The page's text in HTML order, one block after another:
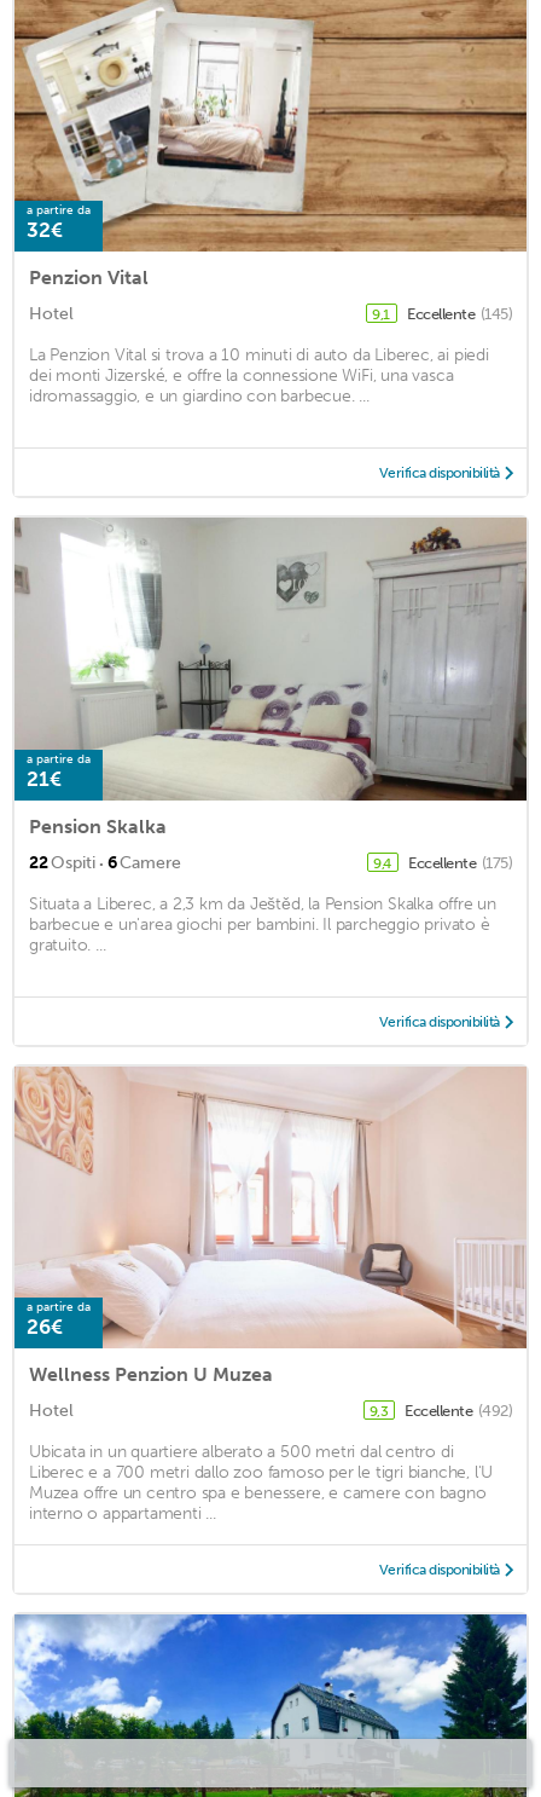
a partire da
32€
Penzion Vital
Hotel 9,1 Eccellente (145)
La Penzion Vital si trova a 10 minuti di auto da Liberec, ai piedi
dei monti Jizerské, e offre la connessione WiFi, una vasca
idromassaggio, e un giardino con barbecue. ...
Verifica disponibilità
a partire da
21€
Pension Skalka
22Ospiti · 6Camere 9,4 Eccellente (175)
Situata a Liberec, a 2,3 km da Ještěd, la Pension Skalka offre un
barbecue e un'area giochi per bambini. Il parcheggio privato è
gratuito. ...
Verifica disponibilità
a partire da
26€
Wellness Penzion U Muzea
Hotel 9,3 Eccellente (492)
Ubicata in un quartiere alberato a 500 metri dal centro di
Liberec e a 700 metri dallo zoo famoso per le tigri bianche, l'U
Muzea offre un centro spa e benessere, e camere con bagno
interno o appartamenti ...
Verifica disponibilità